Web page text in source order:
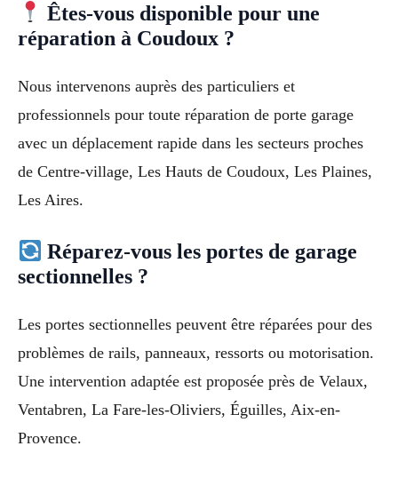
Êtes-vous disponible pour une
réparation à Coudoux ?
Nous intervenons auprès des particuliers et
professionnels pour toute réparation de porte garage
avec un déplacement rapide dans les secteurs proches
de Centre-village, Les Hauts de Coudoux, Les Plaines,
Les Aires.
Réparez-vous les portes de garage
sectionnelles ?
Les portes sectionnelles peuvent être réparées pour des
problèmes de rails, panneaux, ressorts ou motorisation.
Une intervention adaptée est proposée près de Velaux,
Ventabren, La Fare-les-Oliviers, Éguilles, Aix-en-
Provence.